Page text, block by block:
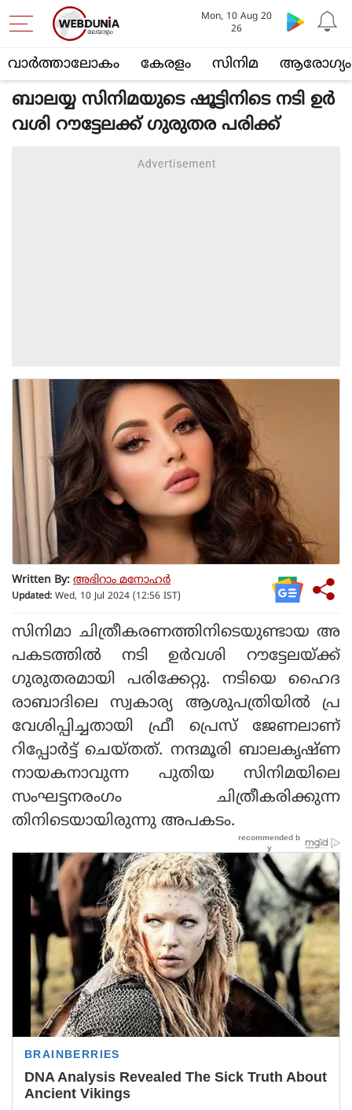
വാര്‍ത്താലോകം കേരളം സിനിമ ആരോഗ്യം
Mon, 10 Aug 20
26
ബാലയ്യ സിനിമയുടെ ഷൂട്ടിനിടെ നടി ഉർ
വശി റൗട്ടേലക്ക് ഗുരുതര പരിക്ക്
Written By: അഭിറാം മനോഹർ
Updated: Wed, 10 Jul 2024 (12:56 IST)
സിനിമാ ചിത്രീകരണത്തിനിടെയുണ്ടായ അ
പകടത്തില്‍ നടി ഉര്‍വശി റൗട്ടേലയ്ക്ക്
ഗുരുതരമായി പരിക്കേറ്റു. നടിയെ ഹൈദ
രാബാദിലെ സ്വകാര്യ ആശുപത്രിയില്‍ പ്ര
വേശിപ്പിച്ചതായി ഫ്രീ പ്രെസ് ജേണലാണ്
റിപ്പോര്‍ട്ട് ചെയ്തത്. നന്ദമൂരി ബാലകൃഷ്ണ
നായകനാവുന്ന പുതിയ സിനിമയിലെ
സംഘട്ടനരംഗം ചിത്രീകരിക്കുന്ന
തിനിടെയായിരുന്നു അപകടം.